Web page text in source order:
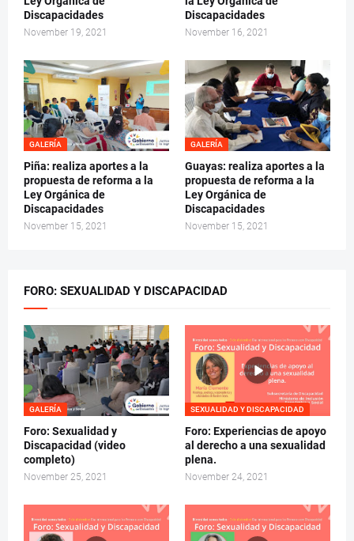
Discapacidades
November 19, 2021
Discapacidades
November 16, 2021
GALERÍA
Piña: realiza aportes a la
propuesta de reforma a la
Ley Orgánica de
Discapacidades
November 15, 2021
GALERÍA
Guayas: realiza aportes a la
propuesta de reforma a la
Ley Orgánica de
Discapacidades
November 15, 2021
FORO: SEXUALIDAD Y DISCAPACIDAD
GALERÍA
Foro: Sexualidad y
Discapacidad (video
completo)
November 25, 2021
SEXUALIDAD Y DISCAPACIDAD
Foro: Experiencias de apoyo
al derecho a una sexualidad
plena.
November 24, 2021